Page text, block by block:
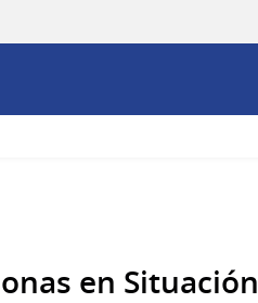
en Situación